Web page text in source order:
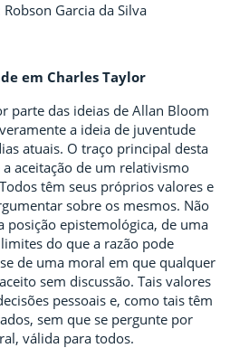
Robson Garcia da Silva
em Charles Taylor
parte das ideias de Allan Bloom
a ideia de juventude
atuais. O traço principal desta
aceitação de um relativismo
têm seus próprios valores e
sobre os mesmos. Não
posição epistemológica, de uma
do que a razão pode
de uma moral em que qualquer
sem discussão. Tais valores
pessoais e, como tais têm
sem que se pergunte por
válida para todos.